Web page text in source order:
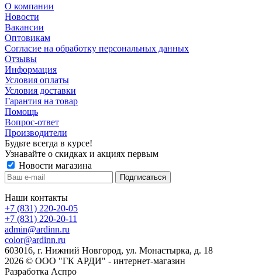
О компании
Новости
Вакансии
Оптовикам
Cогласие на обработку персональных данных
Отзывы
Информация
Условия оплаты
Условия доставки
Гарантия на товар
Помощь
Вопрос-ответ
Производители
Будьте всегда в курсе!
Узнавайте о скидках и акциях первым
Новости магазина
Наши контакты
+7 (831) 220-20-05
+7 (831) 220-20-11
admin@ardinn.ru
color@ardinn.ru
603016, г. Нижний Новгород, ул. Монастырка, д. 18
2026 © ООО "ГК АРДИ" - интернет-магазин
Разработка Аспро